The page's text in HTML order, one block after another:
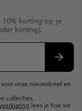
10% korting op je
korting).
onze nieuwsbrief en
collecties,
lees je hoe we